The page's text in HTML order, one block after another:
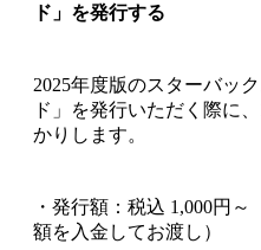
ド」を発行する
2025年度版のスターバッ
ド」を発行いただく際に
かりします。
・発行額：税込 1,000円
額を入金してお渡し）